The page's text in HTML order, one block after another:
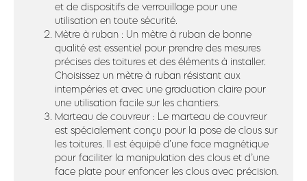
et de dispositifs de verrouillage pour une
utilisation en toute sécurité.
Mètre à ruban : Un mètre à ruban de bonne
qualité est essentiel pour prendre des mesures
précises des toitures et des éléments à installer.
Choisissez un mètre à ruban résistant aux
intempéries et avec une graduation claire pour
une utilisation facile sur les chantiers.
Marteau de couvreur : Le marteau de couvreur
est spécialement conçu pour la pose de clous sur
les toitures. Il est équipé d’une face magnétique
pour faciliter la manipulation des clous et d’une
face plate pour enfoncer les clous avec précision.